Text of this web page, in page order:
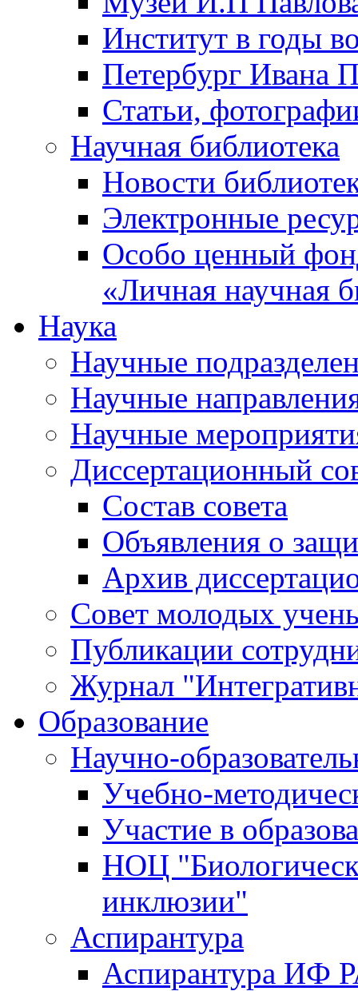
Институт в годы
Петербург Ивана
Статьи,
Научная библиотека
Новости
Электронные
Особо ценный
«Личная научная
Наука
Научные
Научные
Научные
Диссертационный
Состав совета
Объявления о
Архив
Совет молодых
Публикации
Журнал
Образование
Научно-
Учебно-
Участие в
НОЦ
инклюзии"
Аспирантура
Аспирантура ИФ